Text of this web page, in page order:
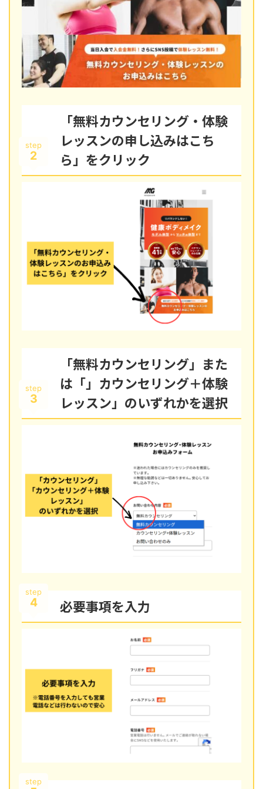
step
2
「無料カウンセリング・体験
レッスンの申し込みはこち
ら」をクリック
step
3
「無料カウンセリング」また
は「」カウンセリング＋体験
レッスン」のいずれかを選択
step
4 必要事項を入力
step